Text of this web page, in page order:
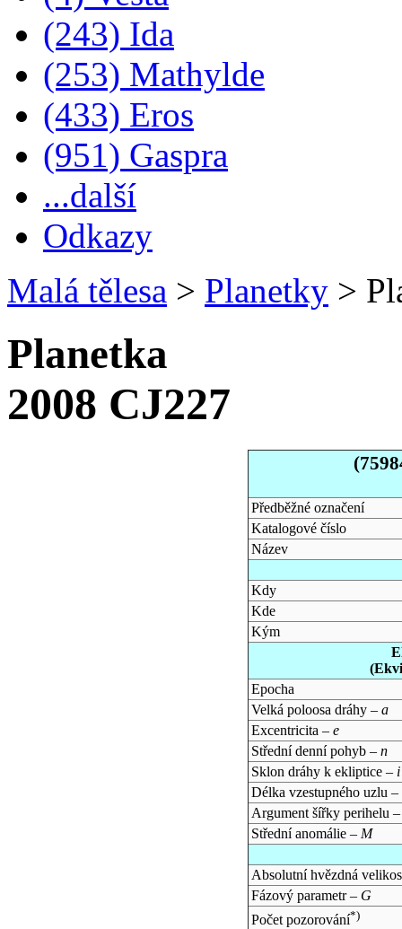
(243) Ida
(253) Mathylde
(433) Eros
(951) Gaspra
...další
Odkazy
Malá tělesa > Planetky >
Planetka
2008 CJ227
Předběžné označení
Katalogové číslo
Název
Kdy
Kde
Kým
Epocha
Velká poloosa dráhy – a
Excentricita – e
Střední denní pohyb – n
Sklon dráhy k ekliptice – i
Délka vzestupného uzlu –
Argument šířky perihelu
Střední anomálie – M
Absolutní hvězdná
Fázový parametr – G
Počet pozorování*)